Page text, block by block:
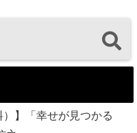
）】「幸せが見つかる